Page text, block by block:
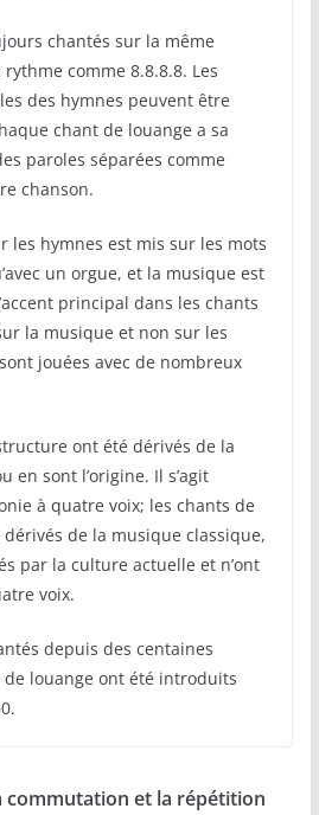
chantés sur la même
comme 8.8.8.8. Les
des hymnes peuvent être
chant de louange a sa
paroles séparées comme
chanson.
les hymnes est mis sur les mots
un orgue, et la musique est
principal dans les chants
la musique et non sur les
jouées avec de nombreux
ont été dérivés de la
en sont l’origine. Il s’agit
à quatre voix; les chants de
de la musique classique,
par la culture actuelle et n’ont
voix.
depuis des centaines
de louange ont été introduits
commutation et la répétition